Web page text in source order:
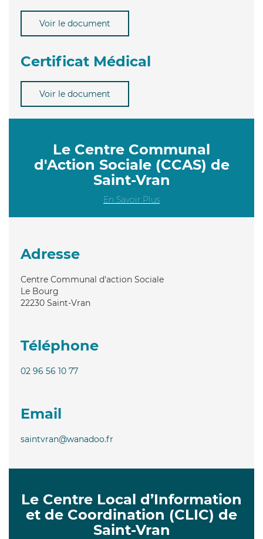
Voir le document
Certificat Médical
Voir le document
Le Centre Communal
d'Action Sociale (CCAS) de
Saint-Vran
En Savoir Plus
Adresse
Centre Communal d'action Sociale
Le Bourg
22230 Saint-Vran
Téléphone
02 96 56 10 77
Email
saintvran@wanadoo.fr
Le Centre Local d’Information
et de Coordination (CLIC) de
Saint-Vran